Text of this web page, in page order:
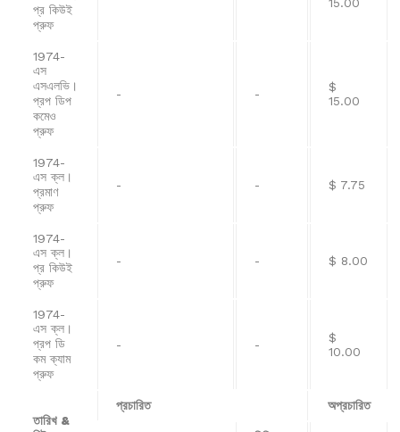
প্র কিউই
প্রুফ
1974-
এস
এসএলভি।
প্রপ ডিপ
কমেও
প্রুফ
- -
$
15.00
1974-
এস ক্ল।
প্রমাণ
প্রুফ
- - $ 7.75
1974-
এস ক্ল।
প্র কিউই
প্রুফ
- - $ 8.00
1974-
এস ক্ল।
প্রপ ডি
কম ক্যাম
প্রুফ
- -
$
10.00
তারিখ &
প্রচারিত অপ্রচারিত